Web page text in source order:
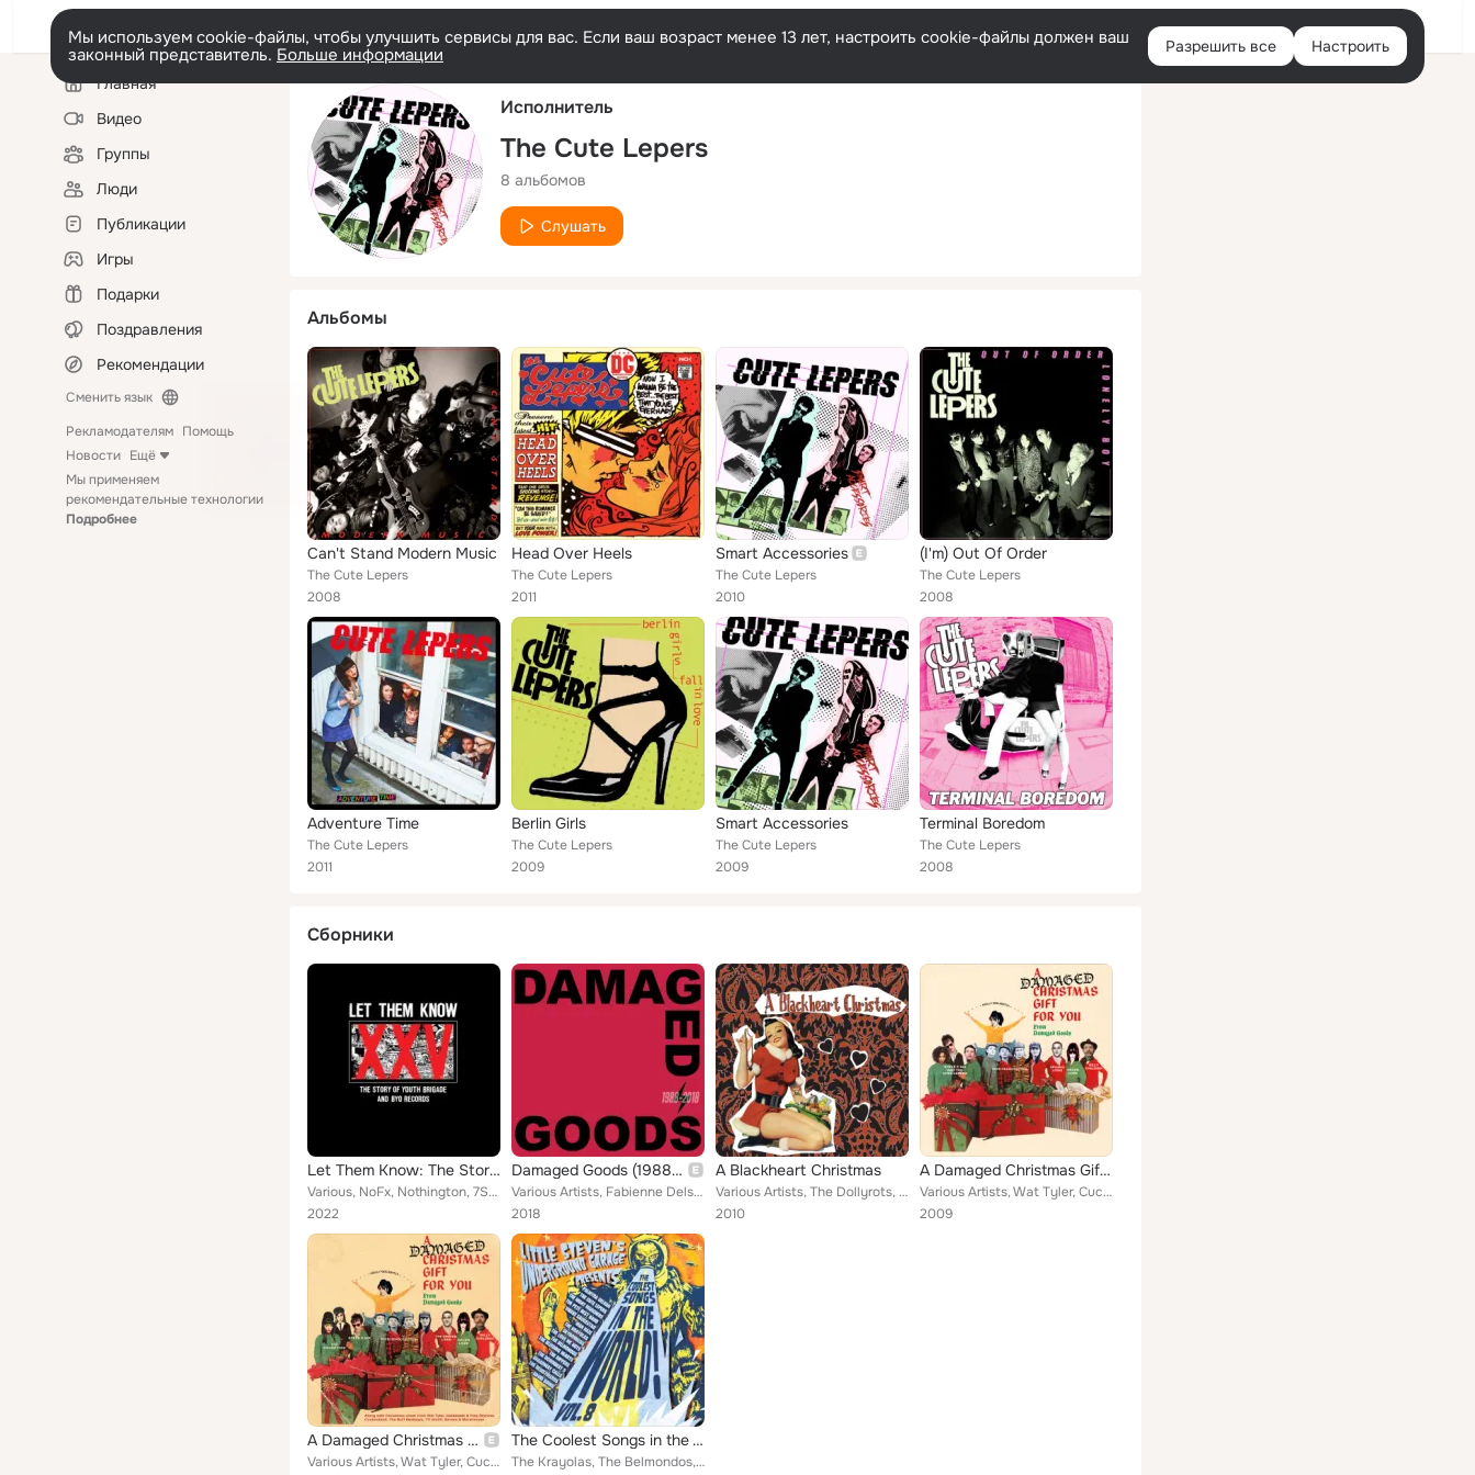
Русский Войти
Мы используем cookie-файлы, чтобы улучшить сервисы для вас. Если ваш возраст менее 13 лет, настроить cookie-файлы должен ваш
законный представитель. Больше информации Разрешить все Настроить
Левая
колонкаГлавная
Видео
Группы
Люди
Публикации
Игры
Подарки
Поздравления
Рекомендации
Сменить язык
Рекламодателям Помощь
Новости Ещё
Мы применяем
рекомендательные технологии
Подробнее
Исполнитель
The Cute Lepers
8 альбомов
Слушать
Альбомы
Can't Stand Modern Music
The Cute Lepers
2008
Head Over Heels
The Cute Lepers
2011
Smart Accessories
The Cute Lepers
2010
(I'm) Out Of Order
The Cute Lepers
2008
Adventure Time
The Cute Lepers
2011
Berlin Girls
The Cute Lepers
2009
Smart Accessories
The Cute Lepers
2009
Terminal Boredom
The Cute Lepers
2008
Сборники
Let Them Know: The Story of Youth Brigade and Byo Records
Various, NoFx, Nothington, 7Seconds, Pulley, Complete Control, Off With Their Heads, Blue Collar Special, Bouncing Souls, Matt S...
2022
Damaged Goods (1988-2018)
Various Artists, Fabienne Delsol, Mikabomb, The Period Pains, Thee Spivs, The Senior Service, The Revillos, Thee Dagger Debs, Mi...
2018
A Blackheart Christmas
Various Artists, The Dollyrots, The Vacancies, Joan Jett and the Blackhearts, Blackhearts, Special Guests, Kenny Laguna, The Cut...
2010
A Damaged Christmas Gift To You
Various Artists, Wat Tyler, Cuckooland, Cute Lepers, Goldblade feat. Poly Styrene, Monkhouse, Wild Billy Childish And The Musici...
2009
A Damaged Christmas Gift For You
Various Artists, Wat Tyler, Cuckooland, Goldblade, Cute Lepers, Monkhouse, Severe, The Buff Medways, TV Smith, Holly Golightly, ...
The Coolest Songs in the World! Vol. 8
The Krayolas, The Belmondos, Broadway Calls, The Rippers, The Bleeding Hearts, The Cute Lepers, Palmyra Delran, Vibeke Saugestad...